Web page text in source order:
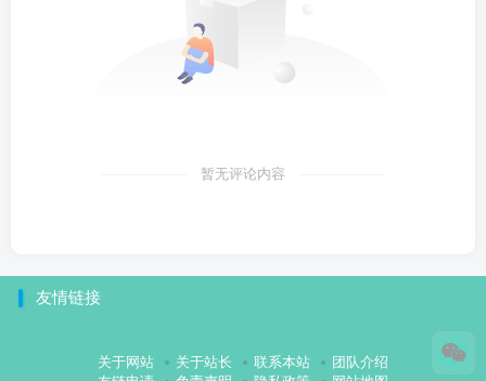
暂无评论内容
友情链接
关于网站 关于站长 联系本站
团队介绍